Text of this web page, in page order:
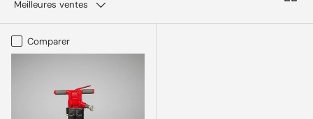
Meilleures ventes
Comparer